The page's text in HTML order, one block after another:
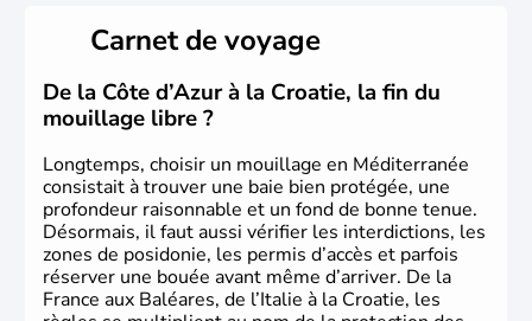
avant J.C. A la suite d'invasions barbares, l'Empire Romain
d'Occident s'effondre au Vème siècle. Le royaume d'Italie
est proclamé en 1861, Rome est annexée en 1870 et
devient sa capitale officielle. Il faudra attendre 1946 pour
qu'un référendum mette fin à la loyauté contraignant à
l'exile la famille royale. La république italienne est alors
proclamée.
Carnet de voyage
De la Côte d’Azur à la Croatie, la fin du
mouillage libre ?
Longtemps, choisir un mouillage en Méditerranée
consistait à trouver une baie bien protégée, une
profondeur raisonnable et un fond de bonne tenue.
Désormais, il faut aussi vérifier les interdictions, les
zones de posidonie, les permis d’accès et parfois
réserver une bouée avant même d’arriver. De la
France aux Baléares, de l’Italie à la Croatie, les